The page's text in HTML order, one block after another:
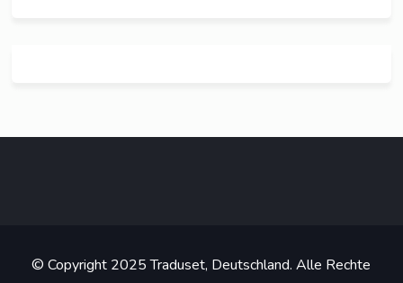
© Copyright 2025 Traduset, Deutschland. Alle Rechte